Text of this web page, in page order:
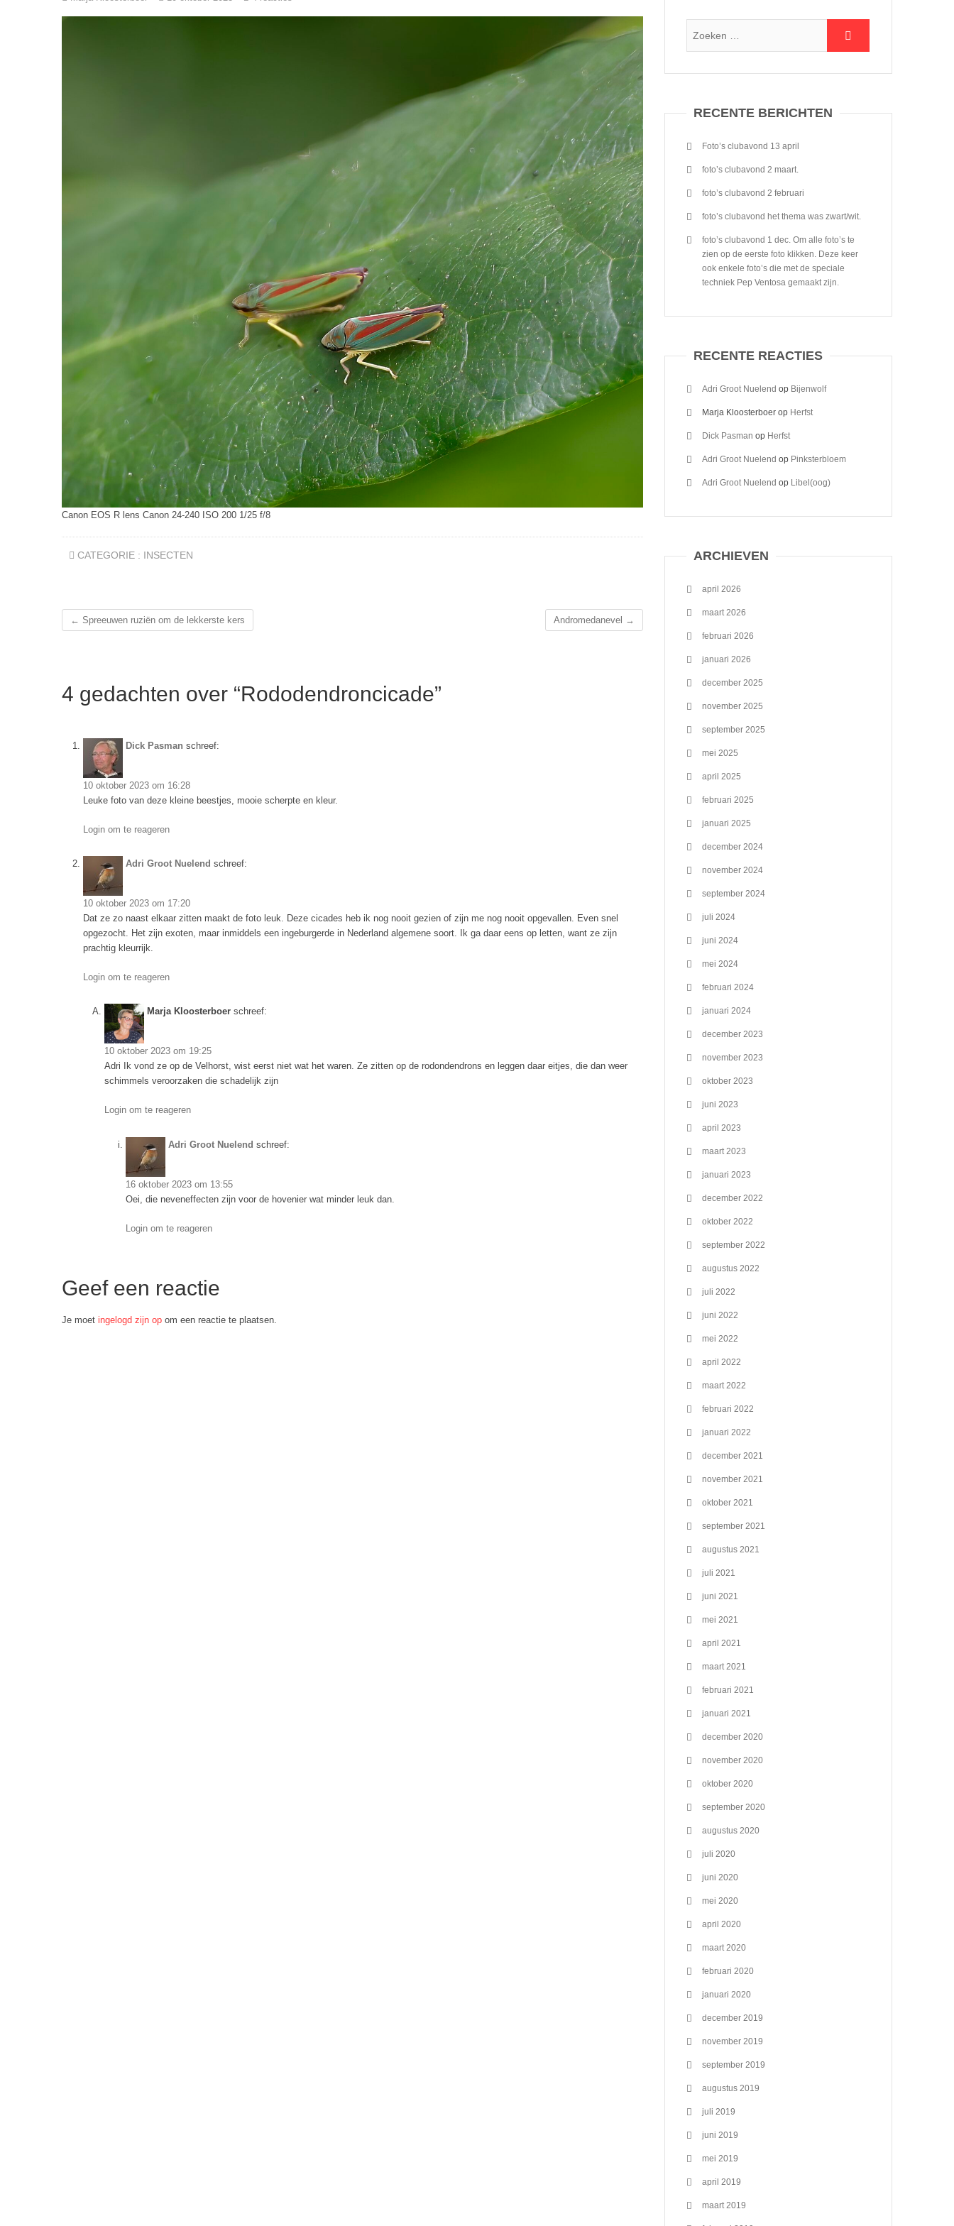
Canon EOS R lens Canon 24-240 ISO 200 1/25 f/8
CATEGORIE : INSECTEN
← Spreeuwen ruziën om de lekkerste kers Andromedanevel →
4 gedachten over “Rododendroncicade”
Dick Pasman schreef:
10 oktober 2023 om 16:28
Leuke foto van deze kleine beestjes, mooie scherpte en kleur.
Login om te reageren
Adri Groot Nuelend schreef:
10 oktober 2023 om 17:20
Dat ze zo naast elkaar zitten maakt de foto leuk. Deze cicades heb ik nog nooit gezien of zijn me nog nooit opgevallen. Even snel
opgezocht. Het zijn exoten, maar inmiddels een ingeburgerde in Nederland algemene soort. Ik ga daar eens op letten, want ze zijn
prachtig kleurrijk.
Login om te reageren
Marja Kloosterboer schreef:
10 oktober 2023 om 19:25
Adri Ik vond ze op de Velhorst, wist eerst niet wat het waren. Ze zitten op de rodondendrons en leggen daar eitjes, die dan weer
schimmels veroorzaken die schadelijk zijn
Login om te reageren
Adri Groot Nuelend schreef:
16 oktober 2023 om 13:55
Oei, die neveneffecten zijn voor de hovenier wat minder leuk dan.
Login om te reageren
Geef een reactie
Je moet ingelogd zijn op om een reactie te plaatsen.
RECENTE BERICHTEN
Foto’s clubavond 13 april
foto’s clubavond 2 maart.
foto’s clubavond 2 februari
foto’s clubavond het thema was zwart/wit.
foto’s clubavond 1 dec. Om alle foto’s te
zien op de eerste foto klikken. Deze keer
ook enkele foto’s die met de speciale
techniek Pep Ventosa gemaakt zijn.
RECENTE REACTIES
Adri Groot Nuelend op Bijenwolf
Marja Kloosterboer op Herfst
Dick Pasman op Herfst
Adri Groot Nuelend op Pinksterbloem
Adri Groot Nuelend op Libel(oog)
ARCHIEVEN
april 2026
maart 2026
februari 2026
januari 2026
december 2025
november 2025
september 2025
mei 2025
april 2025
februari 2025
januari 2025
december 2024
november 2024
september 2024
juli 2024
juni 2024
mei 2024
februari 2024
januari 2024
december 2023
november 2023
oktober 2023
juni 2023
april 2023
maart 2023
januari 2023
december 2022
oktober 2022
september 2022
augustus 2022
juli 2022
juni 2022
mei 2022
april 2022
maart 2022
februari 2022
januari 2022
december 2021
november 2021
oktober 2021
september 2021
augustus 2021
juli 2021
juni 2021
mei 2021
april 2021
maart 2021
februari 2021
januari 2021
december 2020
november 2020
oktober 2020
september 2020
augustus 2020
juli 2020
juni 2020
mei 2020
april 2020
maart 2020
februari 2020
januari 2020
december 2019
november 2019
september 2019
augustus 2019
juli 2019
juni 2019
mei 2019
april 2019
maart 2019